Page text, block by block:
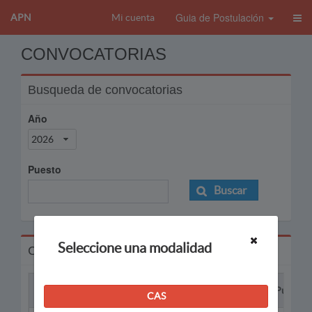
APN Mi cuenta Guia de Postulación
CONVOCATORIAS
Busqueda de convocatorias
Año
2026
Puesto
Buscar
Convocatorias
Puesto
Seleccione una modalidad
CAS